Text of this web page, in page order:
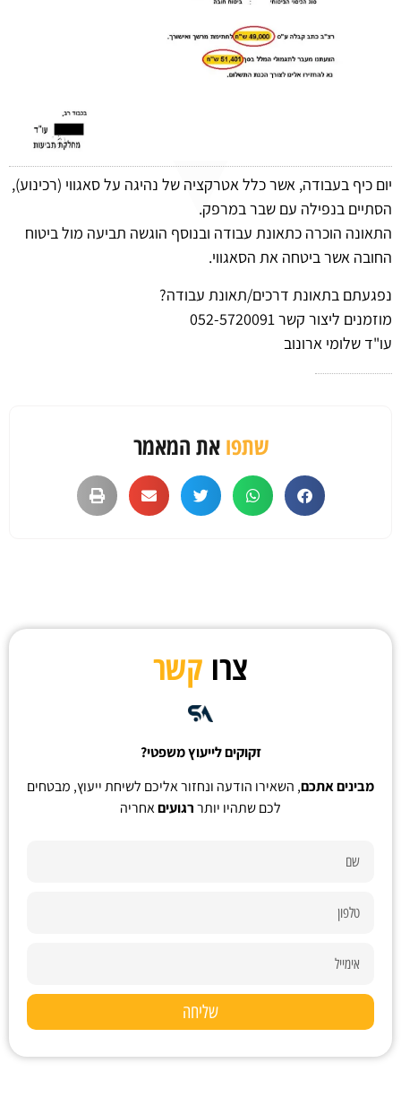
יום כיף בעבודה, אשר כלל אטרקציה של נהיגה על סאגווי (רכינוע),
הסתיים בנפילה עם שבר במרפק.
התאונה הוכרה כתאונת עבודה ובנוסף הוגשה תביעה מול ביטוח
החובה אשר ביטחה את הסאגווי.
נפגעתם בתאונת דרכים/תאונת עבודה?
מוזמנים ליצור קשר 052-5720091
עו"ד שלומי ארונוב
שתפואת המאמר
צרו קשר
זקוקים לייעוץ משפטי?
מבינים אתכם, השאירו הודעה ונחזור אליכם לשיחת ייעוץ, מבטחים
לכם שתהיו יותררגועיםאחריה
שליחה